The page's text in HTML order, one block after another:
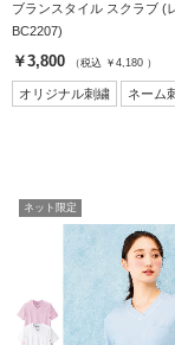
ブランスタイル スクラブ (
BC2207)
￥3,800 （税込 ￥4,180 ）
オリジナル刺繍 ネーム
ネット限定